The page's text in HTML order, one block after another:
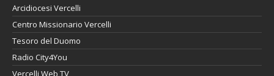
Arcidiocesi Vercelli
Centro Missionario Vercelli
Tesoro del Duomo
Radio City4You
Vercelli Web TV